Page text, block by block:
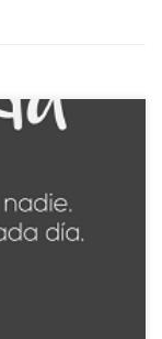
pleno siglo XXI,
es
ignorando
el objetivo de